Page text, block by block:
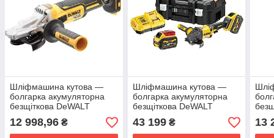
Шліфмашина кутова —
болгарка акумуляторна
безщіткова DeWALT
DCG405FN
12 998,96 ₴
Шліфмашина кутова —
болгарка акумуляторна
безщіткова DeWALT
DCG418X2
43 199₴ 13